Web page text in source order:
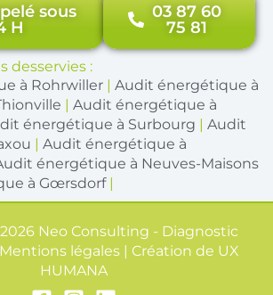
sous
H
03 87 60
75 81
desservies :
à Rohrwiller | Audit énergétique à
| Audit énergétique à
énergétique à Surbourg | Audit
| Audit énergétique à
énergétique à Neuves-Maisons
à Gœrsdorf|
Neo Consulting - Diagnostic
légales | Création de UX
HUMANA